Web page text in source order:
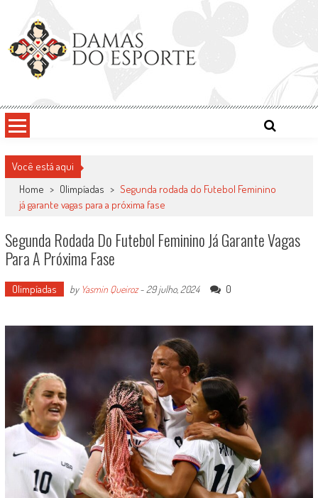
content
Damas do Esporte
Você está aqui
Home > Olimpíadas > Segunda rodada do Futebol Feminino
já garante vagas para a próxima fase
Segunda Rodada Do Futebol Feminino Já Garante Vagas
Para A Próxima Fase
Olimpíadas by Yasmin Queiroz- 29 julho, 2024 0